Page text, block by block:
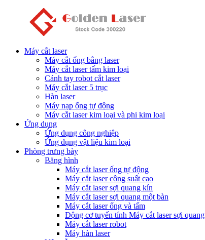
Máy cắt laser
Máy cắt ống bằng laser
Máy cắt laser tấm kim loại
Cánh tay robot cắt laser
Máy cắt laser 5 trục
Hàn laser
Máy nạp ống tự động
Máy cắt laser kim loại và phi kim loại
Ứng dụng
Ứng dụng công nghiệp
Ứng dụng vật liệu kim loại
Phòng trưng bày
Băng hình
Máy cắt laser ống tự động
Máy cắt laser công suất cao
Máy cắt laser sợi quang kín
Máy cắt laser sợi quang một bàn
Máy cắt laser ống và tấm
Động cơ tuyến tính Máy cắt laser sợi quang
Máy cắt laser robot
Máy hàn laser